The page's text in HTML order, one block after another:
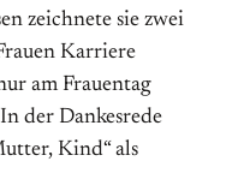
zeichnete sie zwei
Karriere
am Frauentag
der Dankesrede
Kind“ als